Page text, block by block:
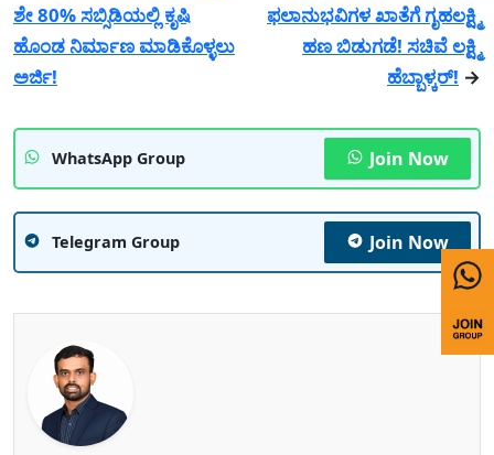
ಶೇ 80% ಸಬ್ಸಿಡಿಯಲ್ಲಿ ಕೃಷಿ
ಹೊಂಡ ನಿರ್ಮಾಣ ಮಾಡಿಕೊಳ್ಳಲು
ಅರ್ಜಿ!
ಫಲಾನುಭವಿಗಳ ಖಾತೆಗೆ ಗೃಹಲಕ್ಷ್ಮಿ
ಹಣ ಬಿಡುಗಡೆ! ಸಚಿವೆ ಲಕ್ಷ್ಮಿ
ಹೆಬ್ಬಾಳ್ಕರ್‌! →
WhatsApp Group Join Now
Telegram Group Join Now